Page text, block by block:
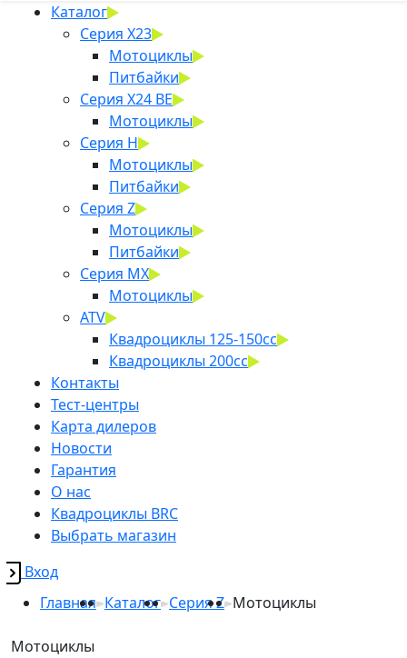
Каталог
Серия X23
Мотоциклы
Питбайки
Серия X24 BE
Мотоциклы
Серия H
Мотоциклы
Питбайки
Серия Z
Мотоциклы
Питбайки
Серия MX
Мотоциклы
ATV
Квадроциклы 125-150cc
Квадроциклы 200сс
Контакты
Тест-центры
Карта дилеров
Новости
Гарантия
О нас
Квадроциклы BRC
Выбрать магазин
Вход
Главная Каталог Серия Z Мотоциклы
Мотоциклы